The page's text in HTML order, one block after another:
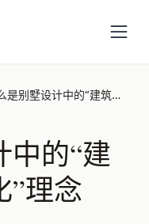
什么是别墅设计中的“建筑与室内一体化”理念
中的“建
”理念